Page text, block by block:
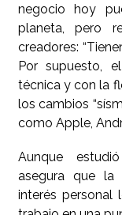
negocio hoy
planeta, pero
creadores:
Por supuesto,
técnica y con la
los cambios
como Apple,
Aunque
asegura que la
interés personal